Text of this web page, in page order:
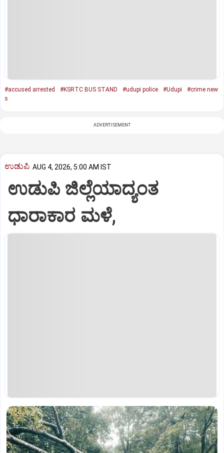
#accused arrested #KSRTC BUS STAND #udupi police #Udupi
#crime new
s
ADVERTISEMENT
ಉಡುಪಿ AUG 4, 2026, 5:00 AM IST
ಉಡುಪಿ ಜಿಲ್ಲೆಯಾದ್ಯಂತ
ಧಾರಾಕಾರ ಮಳೆ,